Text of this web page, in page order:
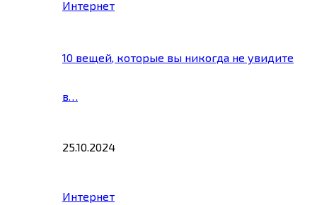
Интернет
10 вещей, которые вы никогда не увидите
в…
25.10.2024
Интернет